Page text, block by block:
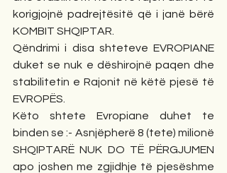
korigjojnë padrejtësitë që i janë bërë
KOMBIT SHQIPTAR.
Qëndrimi i disa shteteve EVROPIANE
duket se nuk e dëshirojnë paqen dhe
stabilitetin e Rajonit në këtë pjesë të
EVROPËS.
Këto shtete Evropiane duhet te
binden se :- Asnjëpherë 8 (tete) milionë
SHQIPTARË NUK DO TË PËRGJUMEN
apo joshen me zgjidhje të pjesëshme